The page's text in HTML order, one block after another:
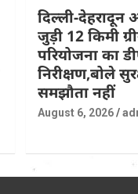
दिल्ली-देहरादून
जुड़ी 12 किमी
परियोजना का
निरीक्षण,बोले
समझौता नहीं
August 6, 2026